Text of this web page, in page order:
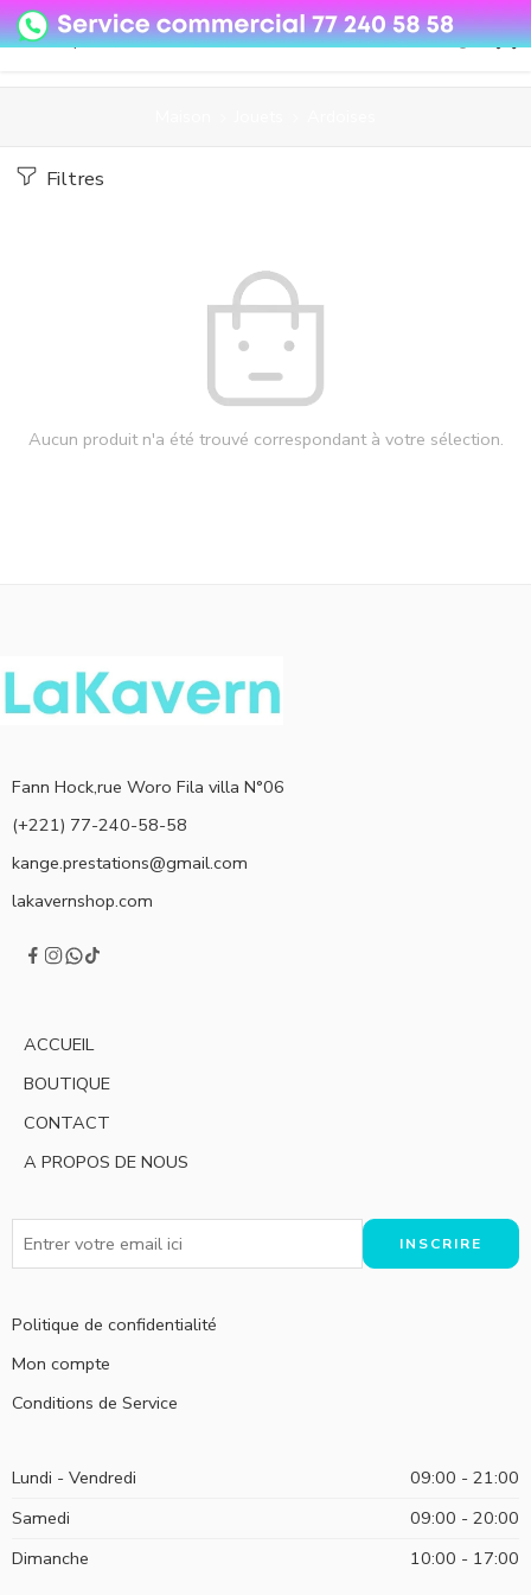
08o35epzeyex8vmjn04i2j4algz26o
Filtres
Aucun produit n'a été trouvé correspondant à votre sélection.
Fann Hock,rue Woro Fila villa N°06
(+221) 77-240-58-58
kange.prestations@gmail.com
lakavernshop.com
ACCUEIL
BOUTIQUE
CONTACT
A PROPOS DE NOUS
Politique de confidentialité
Mon compte
Conditions de Service
Lundi - Vendredi
09:00 - 21:00
Samedi
09:00 - 20:00
Dimanche
10:00 - 17:00